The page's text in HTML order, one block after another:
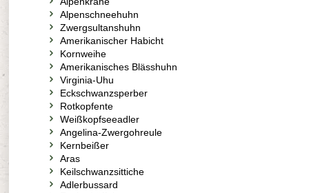
Alpenschneehuhn
Zwergsultanshuhn
Amerikanischer Habicht
Kornweihe
Amerikanisches Blässhuhn
Virginia-Uhu
Eckschwanzsperber
Rotkopfente
Weißkopfseeadler
Angelina-Zwergohreule
Kernbeißer
Aras
Keilschwanzsittiche
Adlerbussard